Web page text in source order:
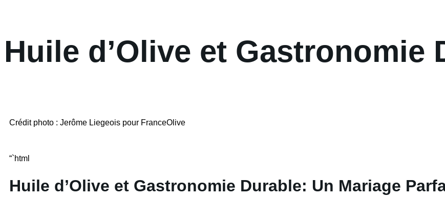
Huile d’Olive et Gastronomie
Crédit photo : Jerôme Liegeois pour FranceOlive
“`html
Huile d’Olive et Gastronomie Durable: Un Mariage